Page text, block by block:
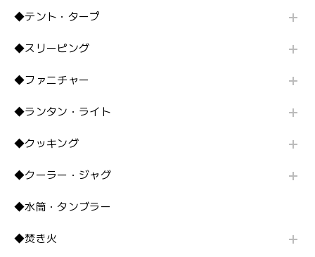
◆テント・タープ
◆スリーピング
◆ファニチャー
◆ランタン・ライト
◆クッキング
◆クーラー・ジャグ
◆水筒・タンブラー
◆焚き火